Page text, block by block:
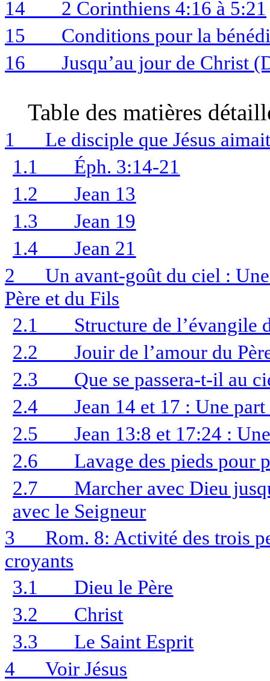
14
2 Corinthiens 4:16 à 5:21
15
Conditions pour la
16
Jusqu’au jour de Christ
Table des matières
1
Le disciple que Jésus aimait
1.1
Éph. 3:14-21
1.2
Jean 13
1.3
Jean 19
1.4
Jean 21
2
Un avant-goût du ciel :
Père et du Fils
2.1
Structure de l’évangile
2.2
Jouir de l’amour du
2.3
Que se passera-t-il au
2.4
Jean 14 et 17 : Une
2.5
Jean 13:8 et 17:24 :
2.6
Lavage des pieds pour
2.7
Marcher avec Dieu
avec le Seigneur
3
Rom. 8: Activité des trois
croyants
3.1
Dieu le Père
3.2
Christ
3.3
Le Saint Esprit
4
Voir Jésus